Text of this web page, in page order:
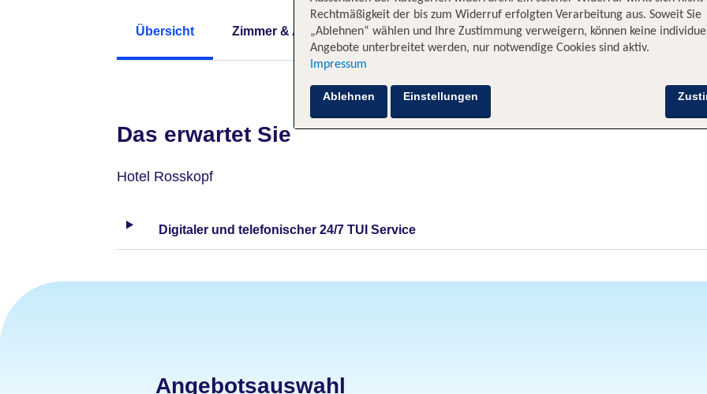
Übersicht Zimmer & Angebote Hotelinformationen Lage Bewertungen
Das erwartet Sie
Hotel Rosskopf
Digitaler und telefonischer 24/7 TUI Service
Angebotsauswahl
Rechtmäßigkeit der bis zum Widerruf erfolgten Verarbeitung aus. Soweit Sie
„Ablehnen“ wählen und Ihre Zustimmung verweigern, können keine
Angebote unterbreitet werden, nur notwendige Cookies sind aktiv.
Impressum
Ablehnen Einstellungen